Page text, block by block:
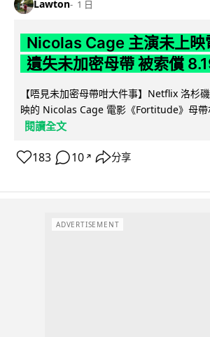
Lawton 1 日
Nicolas Cage 主演未上
遺失未加密母帶 被索償
【唔見未加密母帶咁大件事】Netflix 洛杉
映的 Nicolas Cage 電影《Fortitude》母帶
閱讀全文
183 10 ↗ 分享
ADVERTISEMENT